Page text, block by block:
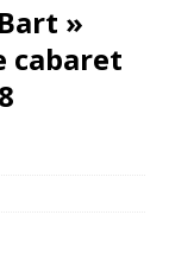
»
cabaret